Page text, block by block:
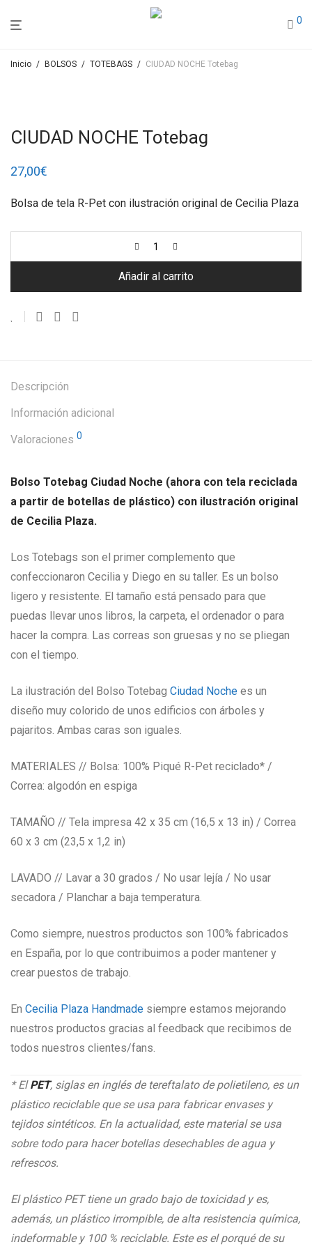
0
Inicio / BOLSOS / TOTEBAGS / CIUDAD NOCHE Totebag
CIUDAD NOCHE Totebag
27,00€
Bolsa de tela R-Pet con ilustración original de Cecilia Plaza
Añadir al carrito
Descripción
Información adicional
Valoraciones 0
Bolso Totebag Ciudad Noche (ahora con tela reciclada
a partir de botellas de plástico) con ilustración original
de Cecilia Plaza.
Los Totebags son el primer complemento que
confeccionaron Cecilia y Diego en su taller. Es un bolso
ligero y resistente. El tamaño está pensado para que
puedas llevar unos libros, la carpeta, el ordenador o para
hacer la compra. Las correas son gruesas y no se pliegan
con el tiempo.
La ilustración del Bolso Totebag Ciudad Noche es un
diseño muy colorido de unos edificios con árboles y
pajaritos. Ambas caras son iguales.
MATERIALES // Bolsa: 100% Piqué R-Pet reciclado* /
Correa: algodón en espiga
TAMAÑO // Tela impresa 42 x 35 cm (16,5 x 13 in) / Correa
60 x 3 cm (23,5 x 1,2 in)
LAVADO // Lavar a 30 grados / No usar lejía / No usar
secadora / Planchar a baja temperatura.
Como siempre, nuestros productos son 100% fabricados
en España, por lo que contribuimos a poder mantener y
crear puestos de trabajo.
En Cecilia Plaza Handmade siempre estamos mejorando
nuestros productos gracias al feedback que recibimos de
todos nuestros clientes/fans.
* ElPET, siglas en inglés de tereftalato de polietileno, es un
plástico reciclable que se usa para fabricar envases y
tejidos sintéticos. En la actualidad, este material se usa
sobre todo para hacer botellas desechables de agua y
refrescos.
El plástico PET tiene un grado bajo de toxicidad y es,
además, un plástico irrompible, de alta resistencia química,
indeformable y 100 % reciclable. Este es el porqué de su